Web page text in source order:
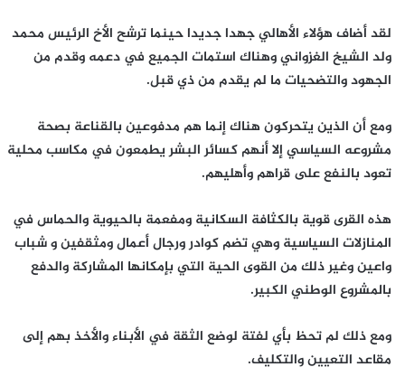
لقد أضاف هؤلاء الأهالي جهدا جديدا حينما ترشح الأخ الرئيس محمد
ولد الشيخ الغزواني وهناك استمات الجميع في دعمه وقدم من
الجهود والتضحيات ما لم يقدم من ذي قبل.
ومع أن الذين يتحركون هناك إنما هم مدفوعين بالقناعة بصحة
مشروعه السياسي إلا أنهم كسائر البشر يطمعون في مكاسب محلية
تعود بالنفع على قراهم وأهليهم.
هذه القرى قوية بالكثافة السكانية ومفعمة بالحيوية والحماس في
المنازلات السياسية وهي تضم كوادر ورجال أعمال ومثقفين و شباب
واعين وغير ذلك من القوى الحية التي بإمكانها المشاركة والدفع
بالمشروع الوطني الكبير.
ومع ذلك لم تحظ بأي لفتة لوضع الثقة في الأبناء والأخذ بهم إلى
مقاعد التعيين والتكليف.